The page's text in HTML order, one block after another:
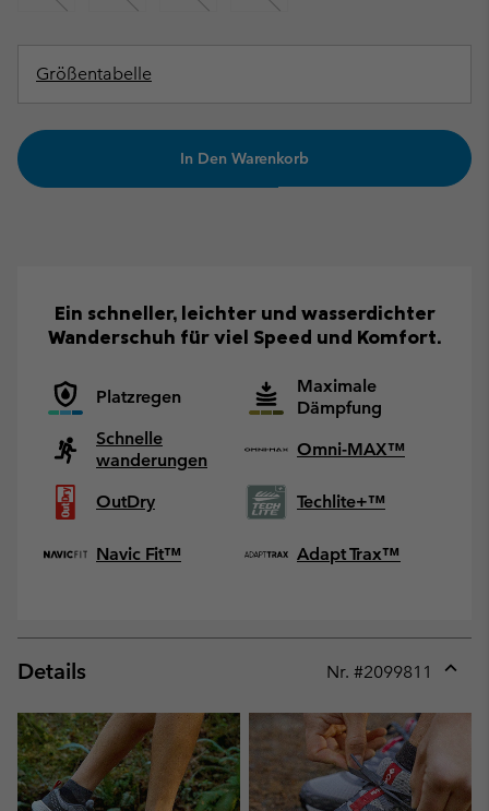
Größentabelle
In Den Warenkorb
Ein schneller, leichter und wasserdichter
Wanderschuh für viel Speed und Komfort.
Platzregen
Maximale
Dämpfung
Schnelle
wanderungen
Omni-MAX™
OutDry Techlite+™
Navic Fit™ Adapt Trax™
Details Nr. #2099811
or